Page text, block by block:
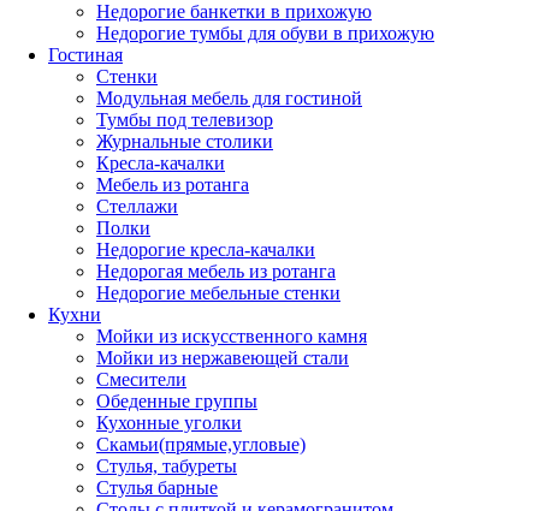
Недорогие банкетки в прихожую
Недорогие тумбы для обуви в прихожую
Гостиная
Стенки
Модульная мебель для гостиной
Тумбы под телевизор
Журнальные столики
Кресла-качалки
Мебель из ротанга
Стеллажи
Полки
Недорогие кресла-качалки
Недорогая мебель из ротанга
Недорогие мебельные стенки
Кухни
Мойки из искусственного камня
Мойки из нержавеющей стали
Смесители
Обеденные группы
Кухонные уголки
Скамьи(прямые,угловые)
Стулья, табуреты
Стулья барные